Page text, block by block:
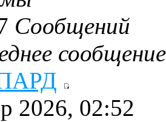
Сообщений
сообщение
2026, 02:52